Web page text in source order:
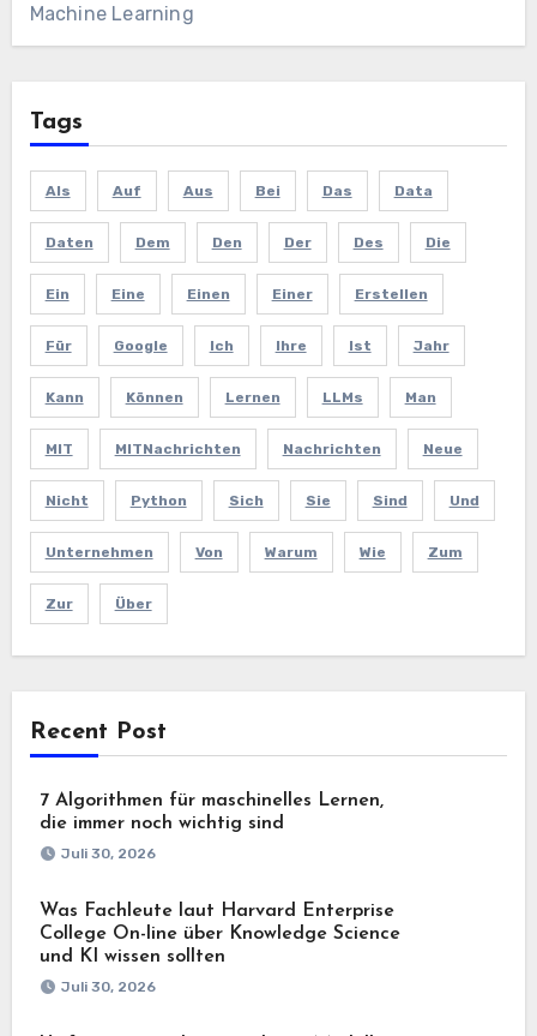
Machine Learning
Tags
Als Auf Aus Bei Das Data
Daten Dem Den Der Des Die
Ein Eine Einen Einer Erstellen
Für Google Ich Ihre Ist Jahr
Kann Können Lernen LLMs Man
MIT MITNachrichten Nachrichten Neue
Nicht Python Sich Sie Sind Und
Unternehmen Von Warum Wie Zum
Zur Über
Recent Post
7 Algorithmen für maschinelles Lernen,
die immer noch wichtig sind
Juli 30, 2026
Was Fachleute laut Harvard Enterprise
College On-line über Knowledge Science
und KI wissen sollten
Juli 30, 2026